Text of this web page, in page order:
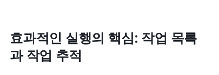
효과적인 실행의 핵심: 작업 목록
과 작업 추적